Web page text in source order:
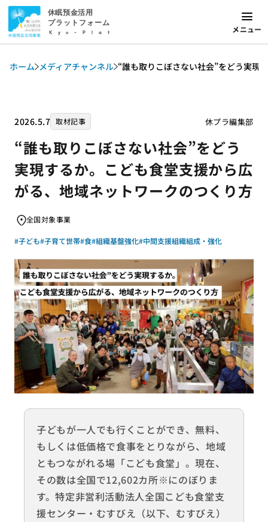
休眠預金活用
プラットフォーム
Kyu-Plat メニュー
ホーム メディアチャンネル “誰も取りこぼさない社会”をどう実現
2026.5.7 取材記事 休プラ編集部
“誰も取りこぼさない社会”をどう
実現するか。こども食堂支援から広
がる、地域ネットワークのつくり方
全国対象事業
#子ども#子育て世帯#食#組織基盤強化#中間支援組織組成・強化
子どもが一人でも行くことができ、無料、
もしくは低価格で食事をとりながら、地域
ともつながれる場「こども食堂」。現在、
その数は全国で12,602カ所※にのぼりま
す。特定非営利活動法人全国こども食堂支
援センター・むすびえ（以下、むすびえ）